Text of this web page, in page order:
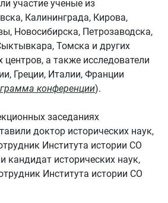
участие ученые из
Калининграда, Кирова,
Новосибирска, Петрозаводска,
Томска и других
центров, а также исследователи
Греции, Италии, Франции
конференции).
заседаниях
доктор исторических наук,
Института истории СО
кандидат исторических наук,
Института истории СО